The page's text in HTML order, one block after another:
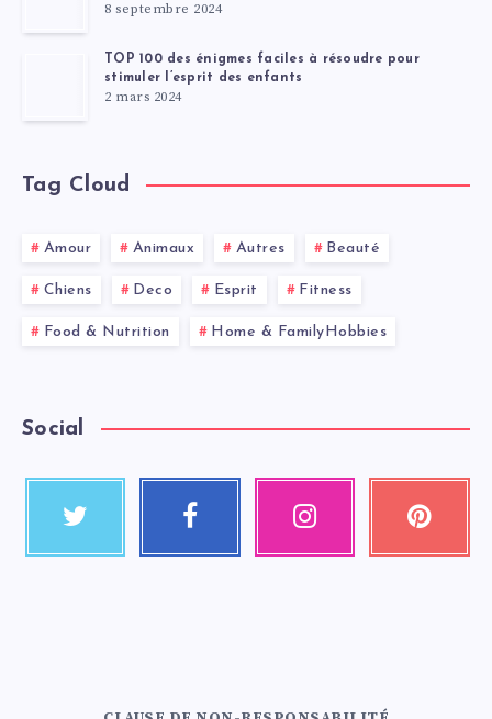
8 septembre 2024
TOP 100 des énigmes faciles à résoudre pour
stimuler l’esprit des enfants
2 mars 2024
Tag Cloud
Amour Animaux Autres Beauté
Chiens Deco Esprit Fitness
Food & Nutrition Home & FamilyHobbies
Social